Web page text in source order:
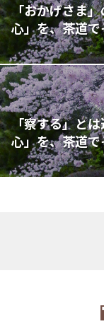
「おかげさま
心」を、茶道
「察する」と
心」を、茶道